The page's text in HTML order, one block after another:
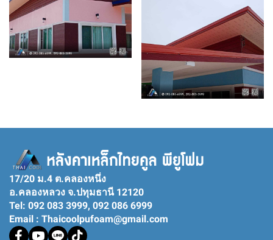
17/20 ม.4 ต.คลองหนึ่ง
อ.คลองหลวง จ.ปทุมธานี 12120
Tel: 092 083 3999, 092 086 6999
Email : Thaicoolpufoam@gmail.com